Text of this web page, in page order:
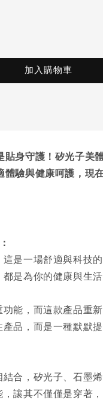
加入購物車
貼身守護！矽光子美
體驗與健康呵護，現
是一場舒適與科技的
是為你的健康與生活
功能，而這款產品重
產品，而是一種默默
結合，矽光子、石墨
，讓其不僅僅是穿著